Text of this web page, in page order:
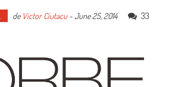
de Victor Ciutacu-June 25, 2014
33